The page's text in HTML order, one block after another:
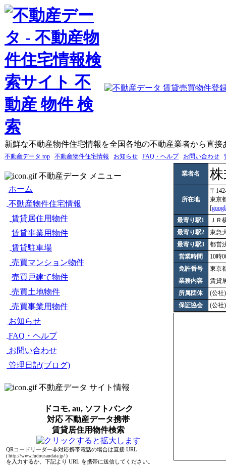
新鮮な不動産物件住宅情報を全国各地の不動産業者から直接
不動産データ top 不動産物件住宅情報 お知らせ FAQ・ヘルプ お問い合わせ
不動産データ メニュー
ホーム
不動産物件住宅情報
賃貸居住用物件
賃貸事業用物件
賃貸駐車場
売買マンション物件
売買戸建て物件
売買土地物件
売買事業用物件
お知らせ
FAQ・ヘルプ
お問い合わせ
管理日記(ブログ)
不動産データ サイト情報
ドコモ, au, ソフトバンク
対応 不動産データ携帯
賃貸居住用物件検索
QRコードリーダー非対応携帯電話の場合は直接 URL
( http://www.fudousandata.jp/ )
を入力するか、下記より URL を携帯に送信してください。
業者名
所在地
〒
東京
[
最寄り駅1
ＪＲ
最寄り駅2
東急
最寄り駅3
都営
営業時間
10時
免許番号
東京
業務内容
賃貸
所属団体
(公社
保証協会
(公社